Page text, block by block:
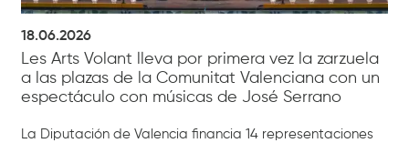
18.06.2026
Les Arts Volant lleva por primera vez la zarzuela
a las plazas de la Comunitat Valenciana con un
espectáculo con músicas de José Serrano
La Diputación de Valencia financia 14 representaciones